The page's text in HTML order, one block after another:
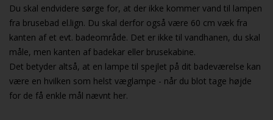
Du skal endvidere sørge for, at der ikke kommer vand til lampen
fra brusebad el.lign. Du skal derfor også være 60 cm væk fra
kanten af et evt. badeområde. Det er ikke til vandhanen, du skal
måle, men kanten af badekar eller brusekabine.
Det betyder altså, at en lampe til spejlet på dit badeværelse kan
være en hvilken som helst væglampe - når du blot tage højde
for de få enkle mål nævnt her.